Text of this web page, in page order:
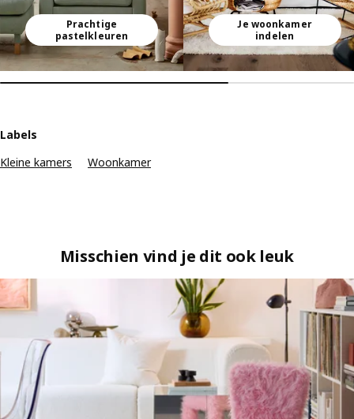
Prachtige
pastelkleuren
Je woonkamer
indelen
Labels
Kleine kamers
Woonkamer
Misschien vind je dit ook leuk